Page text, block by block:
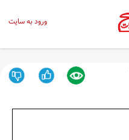
ورود به سایت